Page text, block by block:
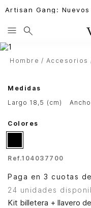
Artisan Gang:
Hombre Accesorios
Medidas
largo 18,5 (cm)
Colores
Ref.104037700
Paga en 3 cuotas de
24 unidades
Kit billetera + llavero